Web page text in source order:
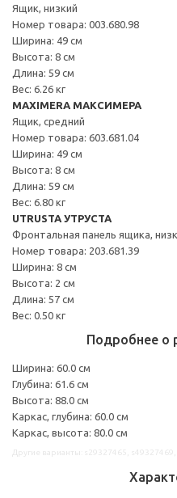
Ящик, низкий
Номер товара: 003.680.98
Ширина: 49 см
Высота: 8 см
Длина: 59 см
Вес: 6.26 кг
MAXIMERA МАКСИМЕРА
Ящик, средний
Номер товара: 603.681.04
Ширина: 49 см
Высота: 8 см
Длина: 59 см
Вес: 6.80 кг
UTRUSTA УТРУСТА
Фронтальная панель ящика,
Номер товара: 203.681.39
Ширина: 8 см
Высота: 2 см
Длина: 57 см
Вес: 0.50 кг
Подробнее о
Ширина: 60.0 см
Глубина: 61.6 см
Высота: 88.0 см
Каркас, глубина: 60.0 см
Каркас, высота: 80.0 см